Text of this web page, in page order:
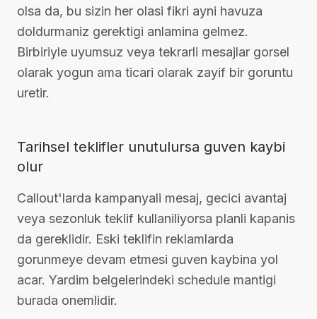
olsa da, bu sizin her olasi fikri ayni havuza
doldurmaniz gerektigi anlamina gelmez.
Birbiriyle uyumsuz veya tekrarli mesajlar gorsel
olarak yogun ama ticari olarak zayif bir goruntu
uretir.
Tarihsel teklifler unutulursa guven kaybi
olur
Callout'larda kampanyali mesaj, gecici avantaj
veya sezonluk teklif kullaniliyorsa planli kapanis
da gereklidir. Eski teklifin reklamlarda
gorunmeye devam etmesi guven kaybina yol
acar. Yardim belgelerindeki schedule mantigi
burada onemlidir.